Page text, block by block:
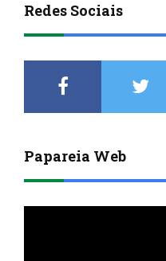
Redes Sociais
Papareia Web